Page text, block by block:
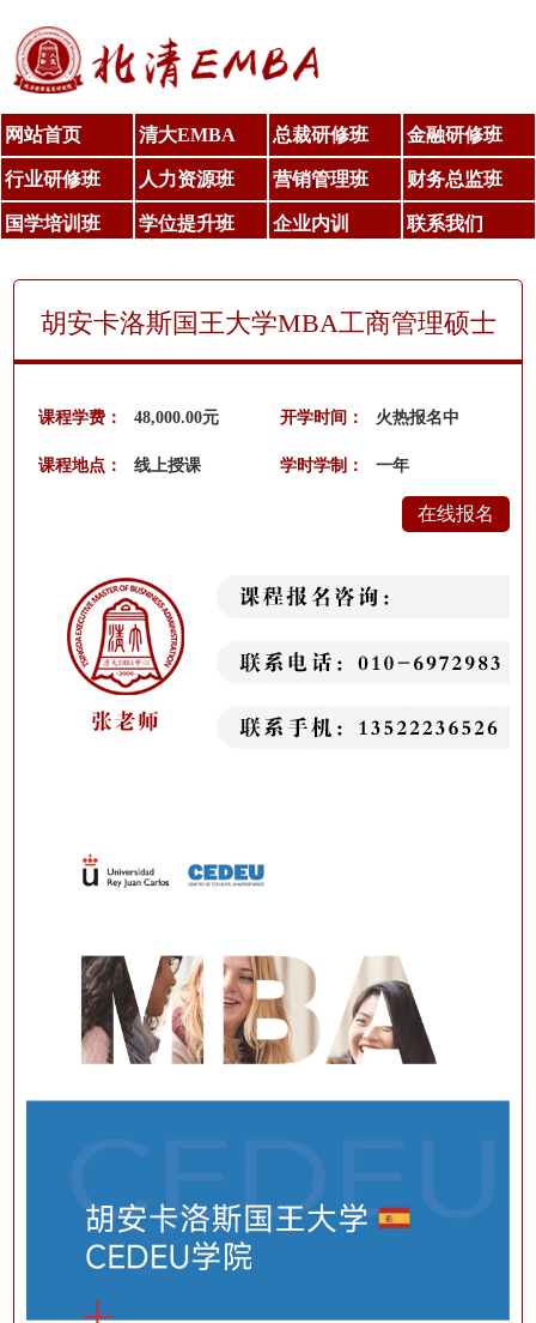
网站首页 清大EMBA 总裁研修班 金融研修班
行业研修班 人力资源班 营销管理班 财务总监班
国学培训班 学位提升班 企业内训 联系我们
胡安卡洛斯国王大学MBA工商管理硕士
课程学费： 48,000.00元
课程地点： 线上授课
开学时间： 火热报名中
学时学制： 一年
在线报名